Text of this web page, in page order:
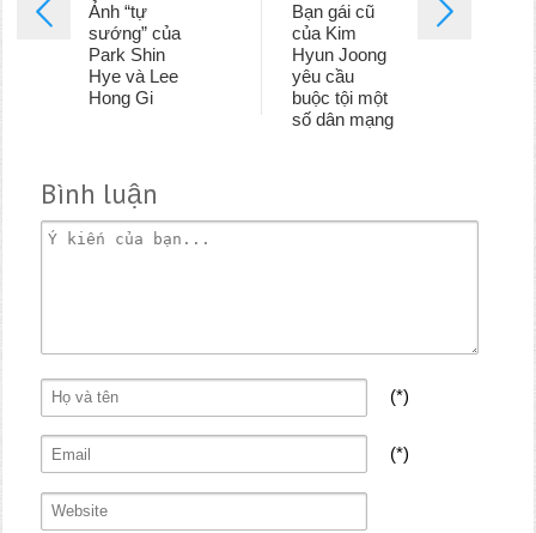
Ảnh “tự
sướng” của
Park Shin
Hye và Lee
Hong Gi
Bạn gái cũ
của Kim
Hyun Joong
yêu cầu
buộc tội một
số dân mạng
Bình luận
(*)
(*)